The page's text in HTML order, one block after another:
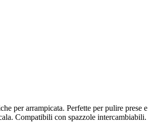
per arrampicata. Perfette per pulire prese e
Compatibili con spazzole intercambiabili.